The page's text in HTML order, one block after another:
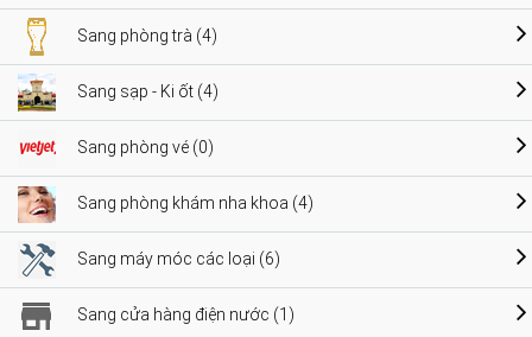
Sang phòng trà (4)
Sang sạp - Ki ốt (4)
Sang phòng vé (0)
Sang phòng khám nha khoa (4)
Sang máy móc các loại (6)
Sang cửa hàng điện nước (1)